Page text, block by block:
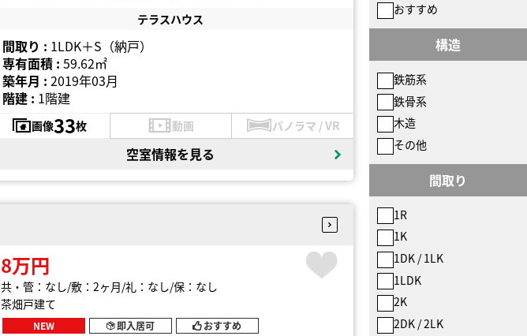
テラスハウス
間取り : 1LDK＋S（納戸）
専有面積 : 59.62㎡
築年月 : 2019年03月
階建 : 1階建
画像33枚 動画 パノラマ / VR
空室情報を見る
8万円
共・管：なし 敷：2ヶ月 礼：なし 保：なし
茶畑戸建て
NEW 即入居可 おすすめ
おすすめ
構造
鉄筋系
鉄骨系
木造
その他
間取り
1R
1K
1DK / 1LK
1LDK
2K
2DK / 2LK